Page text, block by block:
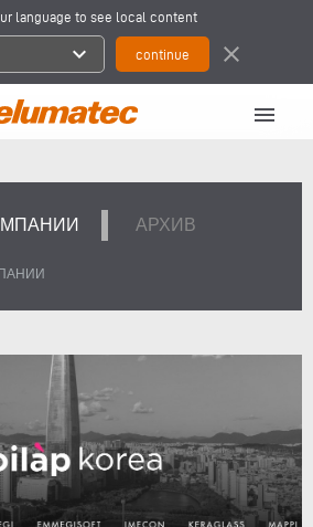
language to see local content
expand_more close
menu
АРХИВ